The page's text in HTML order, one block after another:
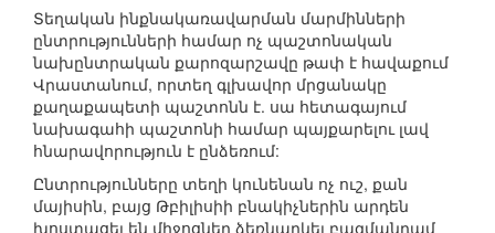
Տեղական ինքնակառավարման մարմինների
ընտրությունների համար ոչ պաշտոնական
նախընտրական քարոզարշավը թափ է հավաքում
Վրաստանում, որտեղ գլխավոր մրցանակը
քաղաքապետի պաշտոնն է. սա հետագայում
նախագահի պաշտոնի համար պայքարելու լավ
հնարավորություն է ընձեռում:
Ընտրությունները տեղի կունենան ոչ ուշ, քան
մայիսին, բայց Թբիլիսիի բնակիչներին արդեն
խոստացել են միջոցներ ձեռնարկել բազմանդամ